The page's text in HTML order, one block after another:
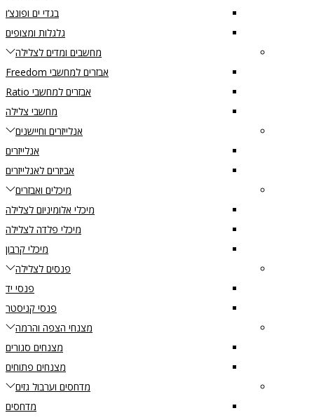
בגדי ים ופונצ’ו
גלגלות ומצופים
מחשבים ומדים לצלילה
אבזרים למחשבי Freedom
אבזרים למחשבי Ratio
מחשבי צלילה
אנלייזרים וחיישנים
אנלייזרים
אביזרים לאנלייזרים
מיכלים ואבזרים
מיכלי אלומיניום לצלילה
מיכלי פלדה לצלילה
מיכלי קרבון
פנסים לצלילה
פנסי יד
פנסי קניסטר
מצנחי הצפה והרמה
מצנחים סגורים
מצנחים פתוחים
מדחסים וערבול גזים
מדחסים